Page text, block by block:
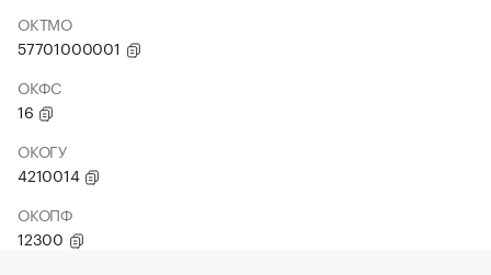
ОКТМО
57701000001
ОКФС
16
ОКОГУ
4210014
ОКОПФ
12300